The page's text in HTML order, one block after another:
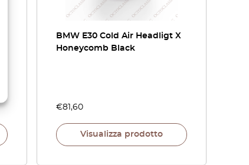
BMW E30 Cold Air Headligt X
Honeycomb Black
€81,60
Visualizza prodotto